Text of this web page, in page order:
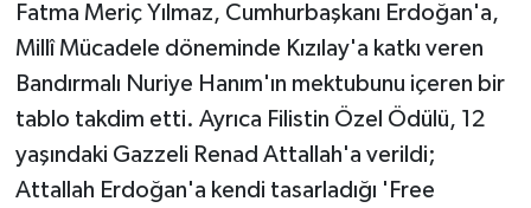
Fatma Meriç Yılmaz, Cumhurbaşkanı Erdoğan'a,
Millî Mücadele döneminde Kızılay'a katkı veren
Bandırmalı Nuriye Hanım'ın mektubunu içeren bir
tablo takdim etti. Ayrıca Filistin Özel Ödülü, 12
yaşındaki Gazzeli Renad Attallah'a verildi;
Attallah Erdoğan'a kendi tasarladığı 'Free